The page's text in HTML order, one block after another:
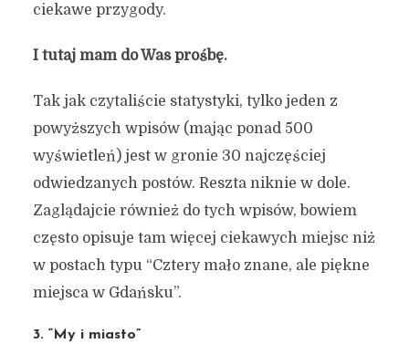
ciekawe przygody.
I tutaj mam do Was prośbę.
Tak jak czytaliście statystyki, tylko jeden z
powyższych wpisów (mając ponad 500
wyświetleń) jest w gronie 30 najczęściej
odwiedzanych postów. Reszta niknie w dole.
Zaglądajcie również do tych wpisów, bowiem
często opisuje tam więcej ciekawych miejsc niż
w postach typu “Cztery mało znane, ale piękne
miejsca w Gdańsku”.
3. “My i miasto”